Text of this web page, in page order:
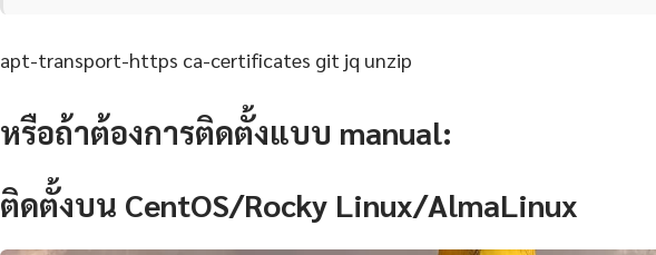
apt-transport-https ca-certificates git jq unzip
หรือถ้าต้องการติดตั้งแบบ manual:
ติดตั้งบน CentOS/Rocky Linux/AlmaLinux